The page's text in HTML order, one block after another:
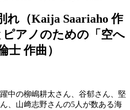
れ（Kaija Saariaho 作
ピアノのための「空へ
士 作曲）
中の柳嶋耕太さん、谷郁さん、堅
、山﨑志野さんの5人が数ある海